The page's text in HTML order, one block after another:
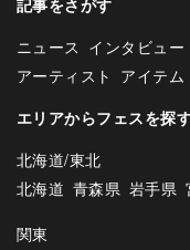
記事をさがす
ニュース インタビュー
アーティスト アイテム
エリアからフェスを探
北海道/東北
北海道 青森県 岩手県
関東